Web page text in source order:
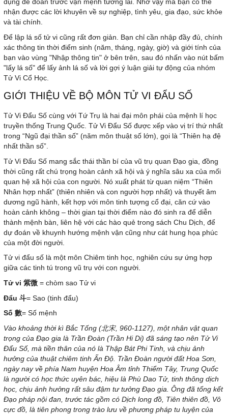
dụng để đoán trước vận mệnh tương lai. Nhờ vậy mà bạn có thể
nhận được các lời khuyên về sự nghiệp, tình yêu, gia đạo, sức khỏe
và tài chính.
Để lập lá số tử vi cũng rất đơn giản. Bạn chỉ cần nhập đầy đủ, chính
xác thông tin thời điểm sinh (năm, tháng, ngày, giờ) và giới tính của
bạn vào vùng "Nhập thông tin" ở bên trên, sau đó nhấn vào nút bấm
"lấy lá số" để lấy ảnh lá số và lời gợi ý luận giải tự động của nhóm
Tử Vi Cổ Học.
GIỚI THIỆU VỀ BỘ MÔN TỬ VI ĐẨU SỐ
Tử Vi Đẩu Số cùng với Tứ Trụ là hai đại môn phái của mệnh lí học
truyền thống Trung Quốc. Tử Vi Đẩu Số được xếp vào vị trí thứ nhất
trong “Ngũ đại thần số” (năm môn thuật số lớn), gọi là “Thiên hạ đệ
nhất thần số”.
Tử Vi Đẩu Số mang sắc thái thần bí của vũ trụ quan Đạo gia, đồng
thời cũng rất chú trọng hoàn cảnh xã hội và ý nghĩa sâu xa của mối
quan hệ xã hội của con người. Nó xuất phát từ quan niệm “Thiên
Nhân hợp nhất” (thiên nhiên và con người hợp nhất) và thuyết âm
dương ngũ hành, kết hợp với môn tinh tượng cổ đại, căn cứ vào
hoàn cảnh không – thời gian tại thời điểm nào đó sinh ra để diễn
thành mệnh bàn, liên hệ với các hào quẻ trong sách Chu Dịch, để
dự đoán về khuynh hướng mệnh vận cũng như cát hung họa phúc
của một đời người.
Tử vi đẩu số là một môn Chiêm tinh học, nghiên cứu sự ứng hợp
giữa các tinh tú trong vũ trụ với con người.
Tửvi 紫微 = chòm sao Tử vi
Đẩu 斗= Sao (tinh đẩu)
Số 數= Số mệnh
Vào khoảng thời kì Bắc Tống (北宋, 960-1127), một nhân vật quan
trọng của Đạo gia là Trần Đoàn (Trần Hi Di) đã sáng tạo nên Tử Vi
Đẩu Số, mà tiền thân của nó là Thập Bát Phi Tinh, và chịu ảnh
hưởng của thuật chiêm tinh Ấn Độ. Trần Đoàn người đất Hoa Sơn,
ngày nay về phía Nam huyện Hoa Âm tỉnh Thiểm Tây, Trung Quốc
là người có học thức uyên bác, hiệu là Phù Dao Tử, tinh thông dịch
học, chịu ảnh hưởng rất sâu đậm tư tưởng Đạo gia. Ông đã tổng kết
Đạo pháp nội đan, trước tác gồm có Dịch long đồ, Tiên thiên đồ, Vô
cực đồ, là tiên phong trong trào lưu về phương pháp tu luyện của